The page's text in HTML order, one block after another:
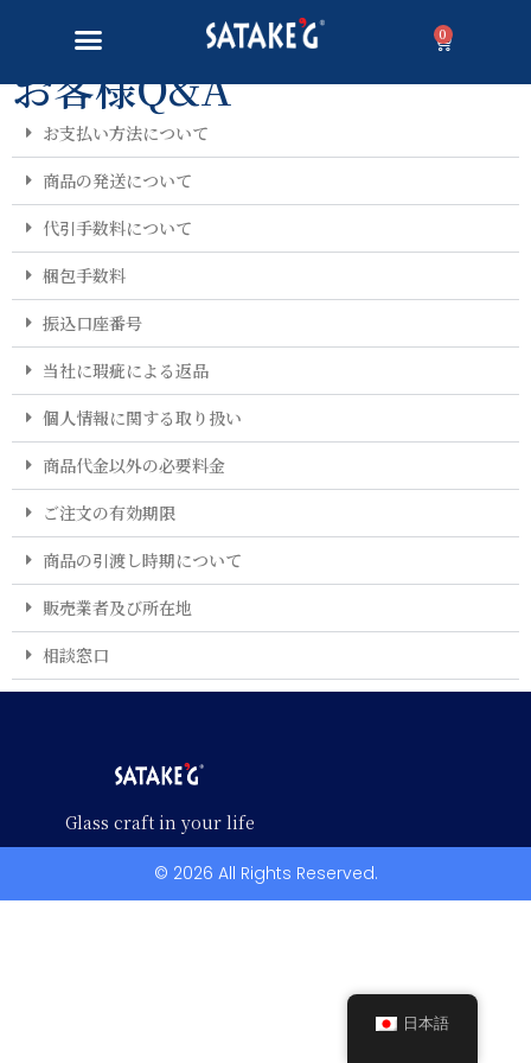
0
お客様Q&A
お支払い方法について
商品の発送について
代引手数料について
梱包手数料
振込口座番号
当社に瑕疵による返品
個人情報に関する取り扱い
商品代金以外の必要料金
ご注文の有効期限
商品の引渡し時期について
販売業者及び所在地
相談窓口
Glass craft in your life
© 2026 All Rights Reserved.
日本語